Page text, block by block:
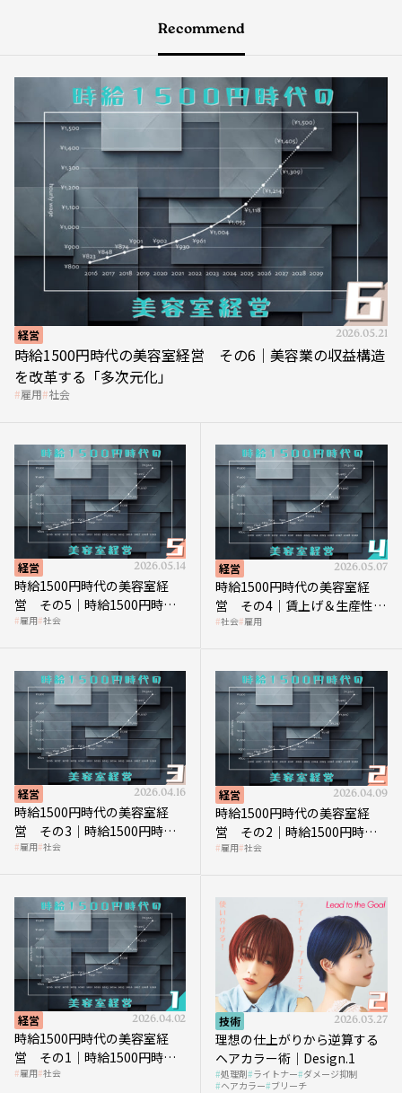
Recommend
経営 2026.05.21
時給1500円時代の美容室経営 その6｜美容業の収益構造
を改革する「多次元化」
雇用 社会
経営 2026.05.14
時給1500円時代の美容室経
営 その5｜時給1500円時代
の到来は美容業の収益構造を
雇用 社会
経営 2026.05.07
時給1500円時代の美容室経
営 その4｜賃上げ＆生産性向
上につなげる賢い助成金活用
社会 雇用
経営 2026.04.16
時給1500円時代の美容室経
営 その3｜時給1500円時
代、美容業はどのような影響
雇用 社会
経営 2026.04.09
時給1500円時代の美容室経
営 その2｜時給1500円時代
に支払う給与はいくらなのか
雇用 社会
経営 2026.04.02
時給1500円時代の美容室経
営 その1｜時給1500円時代
へ向かう社会的背景
雇用 社会
技術 2026.03.27
理想の仕上がりから逆算する
ヘアカラー術｜Design.1
処理剤 ライトナー ダメージ抑制
ヘアカラー ブリーチ